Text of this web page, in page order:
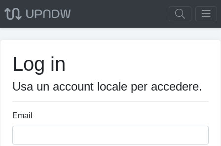
Log in
Usa un account locale per accedere.
Email